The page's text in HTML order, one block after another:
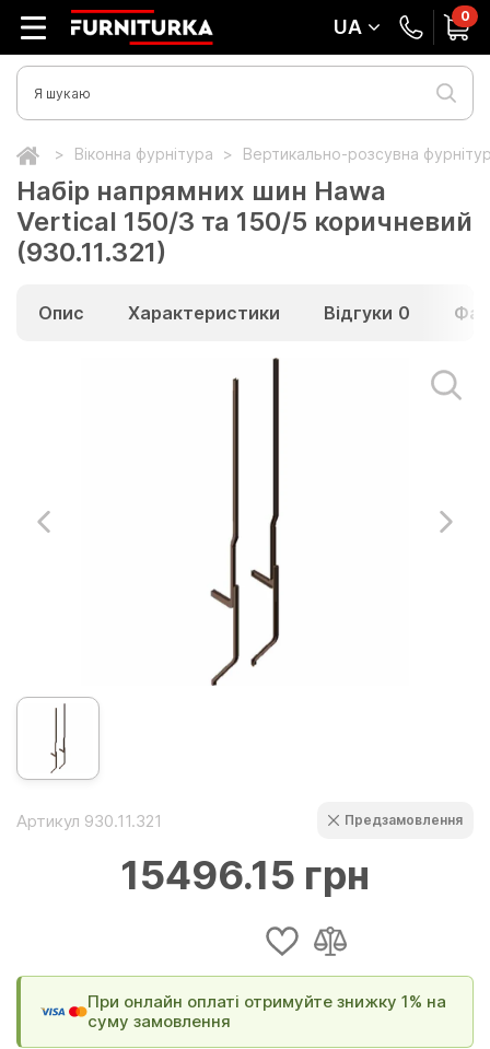
UA 0
Віконна фурнітура Вертикально-розсувна
Набір напрямних шин Hawa
Vertical 150/3 та 150/5 коричневий
(930.11.321)
Опис Характеристики Відгуки 0
Артикул 930.11.321 Предзамовлення
15496.15 грн
При онлайн оплаті отримуйте знижку 1% на
суму замовлення